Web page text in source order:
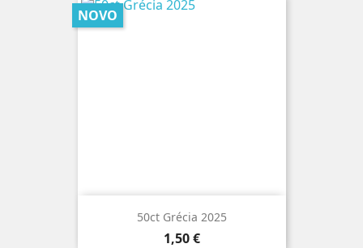
50ct Grécia 2025
Preço
1,50 €
NOVO